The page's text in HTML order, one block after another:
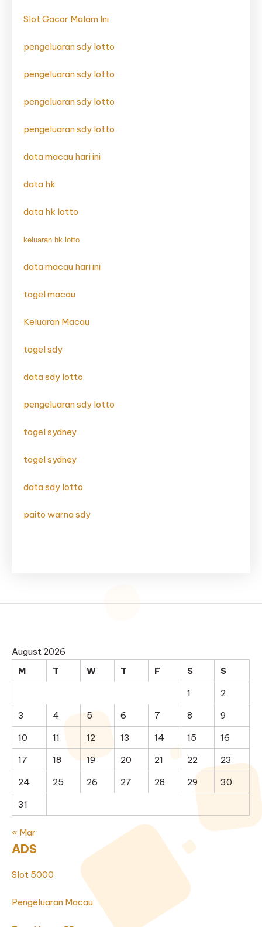
Slot Gacor Malam Ini
pengeluaran sdy lotto
pengeluaran sdy lotto
pengeluaran sdy lotto
pengeluaran sdy lotto
data macau hari ini
data hk
data hk lotto
keluaran hk lotto
data macau hari ini
togel macau
Keluaran Macau
togel sdy
data sdy lotto
pengeluaran sdy lotto
togel sydney
togel sydney
data sdy lotto
paito warna sdy
August 2026
M
T W T F S
S
1
2
3
4 5 6 7 8
9
10
11 12 13 14 15
16
17
18 19 20 21 22
23
24
25 26 27 28 29
30
31
« Mar
ADS
Slot 5000
Pengeluaran Macau